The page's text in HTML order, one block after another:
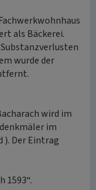
als Bäckerei.
wurde der
wird im
im
). Der Eintrag
1593“.